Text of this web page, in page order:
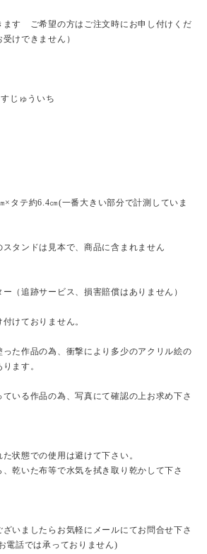
ます ご希望の方はご注文時にお申し付けくだ
けできません）
じゅういち
×タテ約6.4㎝(一番大きい部分で計測していま
タンドは見本で、商品に含まれません
（追跡サービス、損害賠償はありません）
けておりません。
た作品の為、衝撃により多少のアクリル絵の
ます。
いる作品の為、写真にて確認の上お求め下さ
状態での使用は避けて下さい。
乾いた布等で水気を拭き取り乾かして下さ
いましたらお気軽にメールにてお問合せ下さ
電話では承っておりません)